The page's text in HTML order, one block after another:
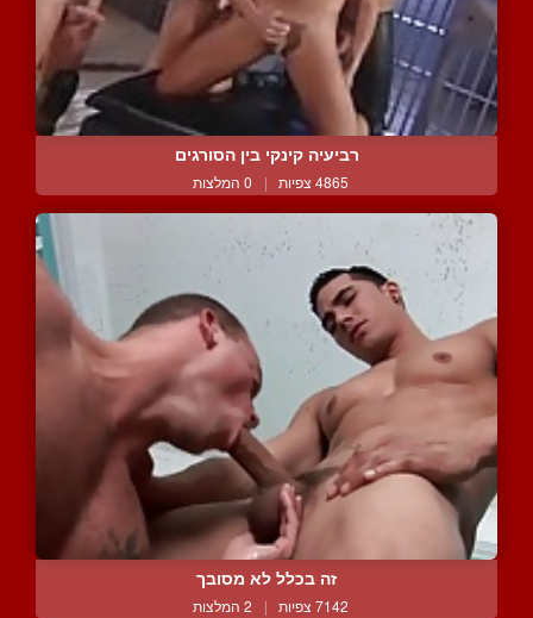
רביעיה קינקי בין הסורגים
4865 צפיות | 0 המלצות
זה בכלל לא מסובך
7142 צפיות | 2 המלצות